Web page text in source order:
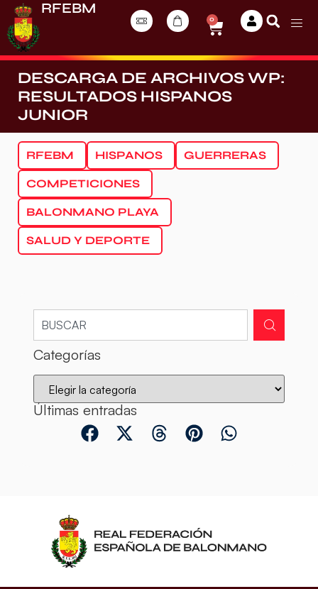
RFEBM
0
DESCARGA DE ARCHIVOS WP:
RESULTADOS HISPANOS
JUNIOR
RFEBM HISPANOS GUERRERAS
COMPETICIONES
BALONMANO PLAYA
SALUD Y DEPORTE
Categorías
Últimas entradas